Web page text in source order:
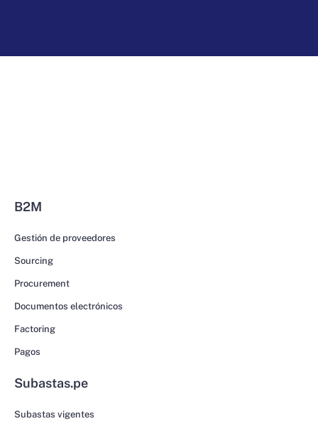
B2M
Gestión de proveedores
Sourcing
Procurement
Documentos electrónicos
Factoring
Pagos
Subastas.pe
Subastas vigentes